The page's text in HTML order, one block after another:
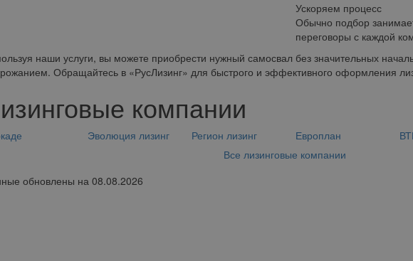
Ускоряем процесс
Обычно подбор
переговоры с каждой
наши услуги, вы можете приобрести нужный самосвал без значительных
Обращайтесь в «РусЛизинг» для быстрого и эффективного оформления
компании
Эволюция лизинг Регион лизинг Европлан
Все лизинговые компании
обновлены на 08.08.2026